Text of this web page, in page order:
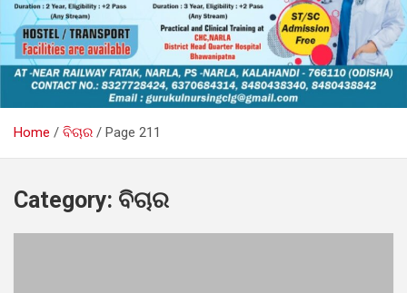
Home ବିଚାର Page 211
Category: ବିଚାର